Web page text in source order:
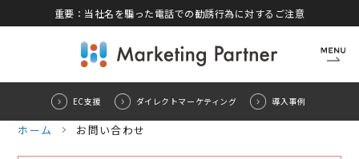
CLOSE
重要：当社名を騙った電話での勧誘行為に対するご注意
EC支援 ダイレクトマーケティング 導入事例
ホーム お問い合わせ